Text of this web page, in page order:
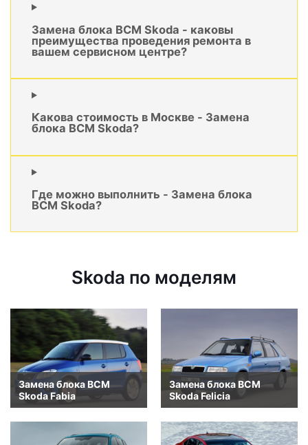
Замена блока BCM Skoda - каковы
преимущества проведения ремонта в
вашем сервисном центре?
Какова стоимость в Москве - Замена
блока BCM Skoda?
Где можно выполнить - Замена блока
BCM Skoda?
Skoda по моделям
Замена блока BCM
Skoda Fabia
Замена блока BCM
Skoda Felicia